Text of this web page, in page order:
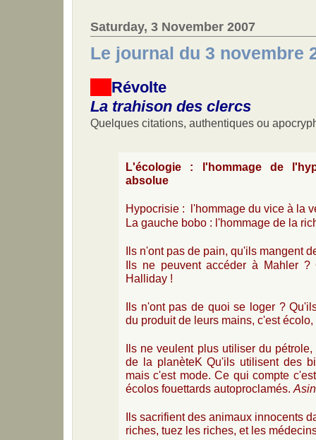
Saturday, 3 November 2007
Le journal du 3 novembre
Révolte
La trahison des clercs
Quelques citations, authentiques ou
L'écologie : l'hommage de
absolue
Hypocrisie : l'hommage du vice à la
La gauche bobo : l'hommage de la
Ils n'ont pas de pain, qu'ils mangent
Ils ne peuvent accéder à Mahler ?
Halliday !
Ils n'ont pas de quoi se loger ?
du produit de leurs mains, c'est écolo,
Ils ne veulent plus utiliser du
de la planèteK Qu'ils utilisent des
mais c'est mode. Ce qui compte
écolos fouettards autoproclamés.
Ils sacrifient des animaux innocents
riches, tuez les riches, et les